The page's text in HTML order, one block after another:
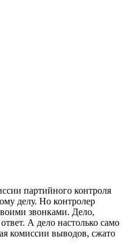
партийного контроля
делу. Но контролер
звонками. Дело,
А дело настолько само
комиссии выводов, сжато